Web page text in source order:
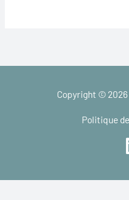
Copyright © 2026
Politique